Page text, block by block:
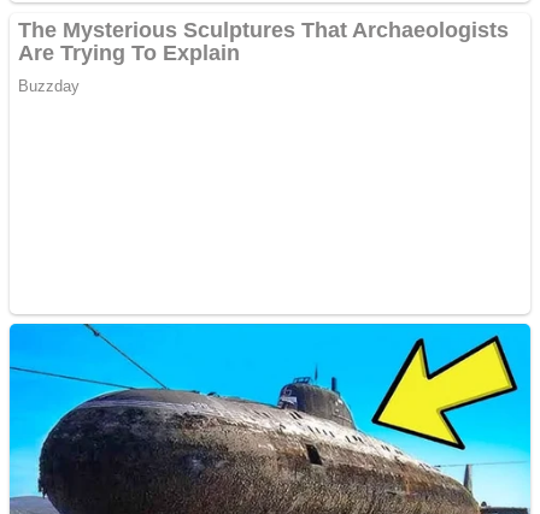
Răcitor de apă CW5000
pentru freze cu laser fără
metale